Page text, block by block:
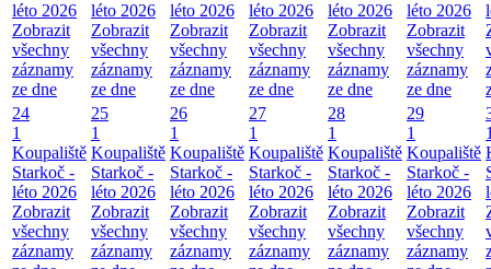
léto 2026
Zobrazit
všechny
záznamy
ze dne
léto 2026
Zobrazit
všechny
záznamy
ze dne
léto 2026
Zobrazit
všechny
záznamy
ze dne
léto 2026
Zobrazit
všechny
záznamy
ze dne
léto 2026
Zobrazit
všechny
záznamy
ze dne
léto 2026
Zobrazit
všechny
záznamy
ze dne
24
1
Koupaliště
Starkoč -
léto 2026
Zobrazit
všechny
záznamy
25
1
Koupaliště
Starkoč -
léto 2026
Zobrazit
všechny
záznamy
26
1
Koupaliště
Starkoč -
léto 2026
Zobrazit
všechny
záznamy
27
1
Koupaliště
Starkoč -
léto 2026
Zobrazit
všechny
záznamy
28
1
Koupaliště
Starkoč -
léto 2026
Zobrazit
všechny
záznamy
29
1
Koupaliště
Starkoč -
léto 2026
Zobrazit
všechny
záznamy